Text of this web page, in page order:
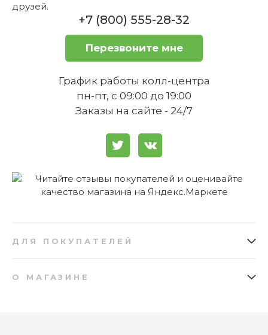
друзей.
+7 (800) 555-28-32
Перезвоните мне
График работы колл-центра
пн-пт, с 09:00 до 19:00
Заказы на сайте - 24/7
ДЛЯ ПОКУПАТЕЛЕЙ
О МАГАЗИНЕ